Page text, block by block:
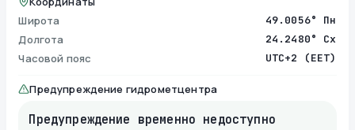
Широта
49.0056° Пн
Долгота 24.2480° Сх
Часовой пояс UTC+2 (EET)
Предупреждение гидрометцентра
Предупреждение временно недоступно